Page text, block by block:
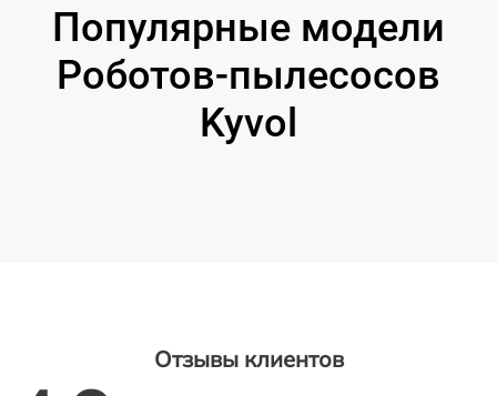
Популярные модели
Роботов-пылесосов
Kyvol
Отзывы клиентов